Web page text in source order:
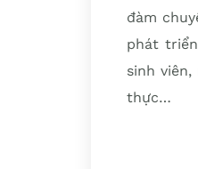
đàm
phát
sinh
thực…